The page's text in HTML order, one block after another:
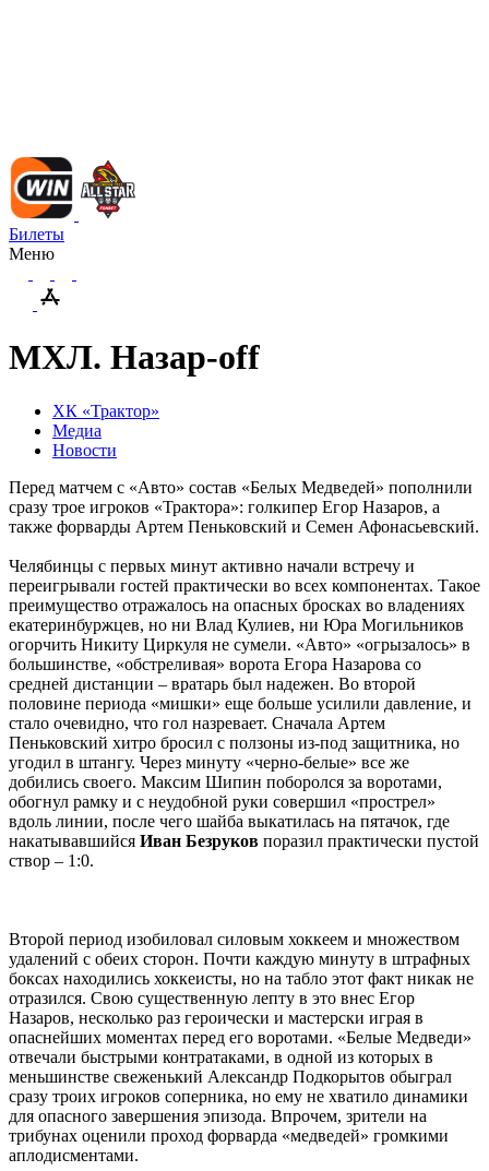
Билеты
Меню
МХЛ. Назар-off
ХК «Трактор»
Медиа
Новости
Перед матчем с «Авто» состав «Белых Медведей» пополнили
сразу трое игроков «Трактора»: голкипер Егор Назаров, а
также форварды Артем Пеньковский и Семен Афонасьевский.
Челябинцы с первых минут активно начали встречу и
переигрывали гостей практически во всех компонентах. Такое
преимущество отражалось на опасных бросках во владениях
екатеринбуржцев, но ни Влад Кулиев, ни Юра Могильников
огорчить Никиту Циркуля не сумели. «Авто» «огрызалось» в
большинстве, «обстреливая» ворота Егора Назарова со
средней дистанции – вратарь был надежен. Во второй
половине периода «мишки» еще больше усилили давление, и
стало очевидно, что гол назревает. Сначала Артем
Пеньковский хитро бросил с ползоны из-под защитника, но
угодил в штангу. Через минуту «черно-белые» все же
добились своего. Максим Шипин поборолся за воротами,
обогнул рамку и с неудобной руки совершил «прострел»
вдоль линии, после чего шайба выкатилась на пятачок, где
накатывавшийся Иван Безруков поразил практически пустой
створ – 1:0.
Второй период изобиловал силовым хоккеем и множеством
удалений с обеих сторон. Почти каждую минуту в штрафных
боксах находились хоккеисты, но на табло этот факт никак не
отразился. Свою существенную лепту в это внес Егор
Назаров, несколько раз героически и мастерски играя в
опаснейших моментах перед его воротами. «Белые Медведи»
отвечали быстрыми контратаками, в одной из которых в
меньшинстве свеженький Александр Подкорытов обыграл
сразу троих игроков соперника, но ему не хватило динамики
для опасного завершения эпизода. Впрочем, зрители на
трибунах оценили проход форварда «медведей» громкими
аплодисментами.